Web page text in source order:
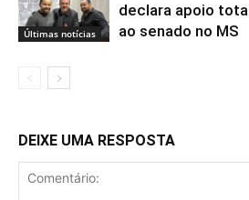
Últimas notícias
declara apoio
ao senado no MS
DEIXE UMA RESPOSTA